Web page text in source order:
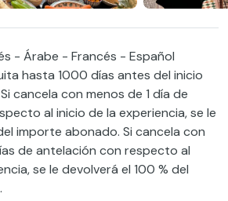
- Árabe - Francés - Español
hasta 1000 días antes del inicio
cancela con menos de 1 día de
al inicio de la experiencia, se le
importe abonado. Si cancela con
de antelación con respecto al
se le devolverá el 100 % del